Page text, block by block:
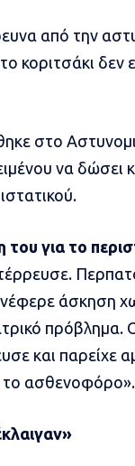
από την
κοριτσάκι δεν
στο
να δώσει
για το
άσκηση
και παρείχε
το ασθενοφόρο».